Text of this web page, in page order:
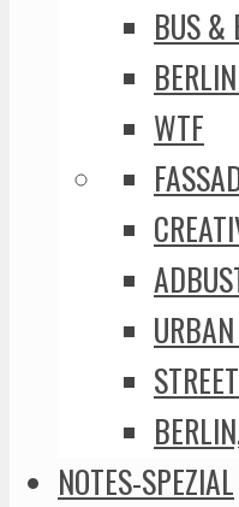
BUS &
WTF
NOTES-SPEZIAL